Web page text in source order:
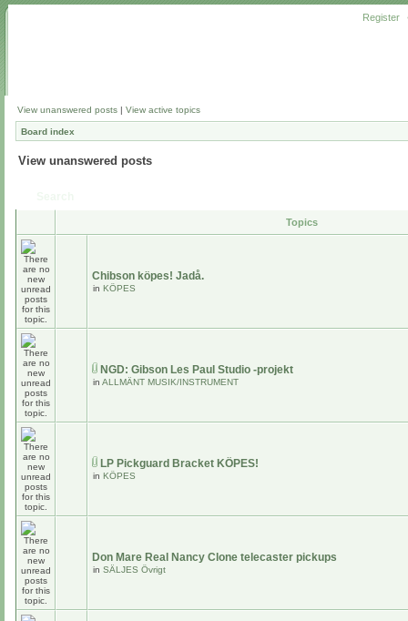
Register
View unanswered posts | View active topics
Board index
View unanswered posts
Topics
Chibson köpes! Jadå.
in KÖPES
NGD: Gibson Les Paul Studio -projekt
in ALLMÄNT MUSIK/INSTRUMENT
LP Pickguard Bracket KÖPES!
in KÖPES
Don Mare Real Nancy Clone telecaster pickups
in SÄLJES Övrigt